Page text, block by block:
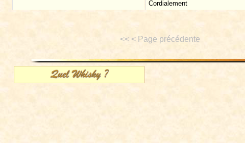
Cordialement
<< < Page précédente